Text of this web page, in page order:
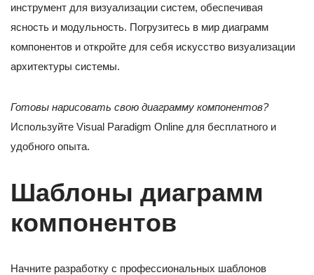
инструмент для визуализации систем, обеспечивая
ясность и модульность. Погрузитесь в мир диаграмм
компонентов и откройте для себя искусство визуализации
архитектуры системы.
Готовы нарисовать свою диаграмму компонентов?
Используйте Visual Paradigm Online для бесплатного и
удобного опыта.
Шаблоны диаграмм
компонентов
Начните разработку с профессиональных шаблонов